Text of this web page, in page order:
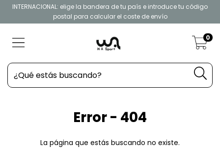
INTERNACIONAL: elige la bandera de tu país e introduce tu código
postal para calcular el coste de envío
0
Error - 404
La página que estás buscando no existe.